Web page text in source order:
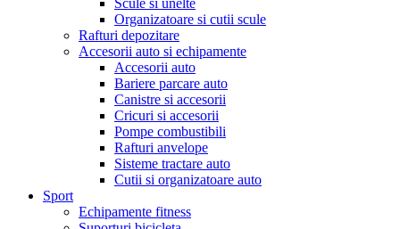
Organizatoare si cutii scule
Rafturi depozitare
Accesorii auto si echipamente
Accesorii auto
Bariere parcare auto
Canistre si accesorii
Cricuri si accesorii
Pompe combustibili
Rafturi anvelope
Sisteme tractare auto
Cutii si organizatoare auto
Sport
Echipamente fitness